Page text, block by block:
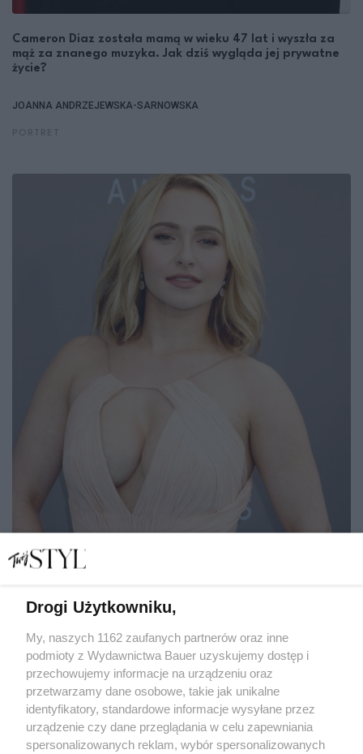
Cameron Diaz została mamą w wieku 47 lat i wyszła za
mąż za znanego muzyka. Jak dziś wygląda jej prywatne
życie?
JOANNA ANDRZEJEWSKA-SARNOWSKA
Hayden Panettiere – była partnerka słynnego pięściarza
uzależnieniach, przez które straciła córkę
MATYLDA NOWAK
NEWS
Drogi Użytkowniku,
My, naszych 1162 zaufanych partnerów oraz inne
podmioty z Wydawnictwa Bauer uzyskujemy dostęp i
przechowujemy informacje na urządzeniu oraz
przetwarzamy dane osobowe, takie jak unikalne
identyfikatory, standardowe informacje wysyłane przez
urządzenie czy dane przeglądania w celu zapewniania
spersonalizowanych reklam, wybór spersonalizowanych